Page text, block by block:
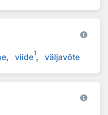
viide1 väljavõte